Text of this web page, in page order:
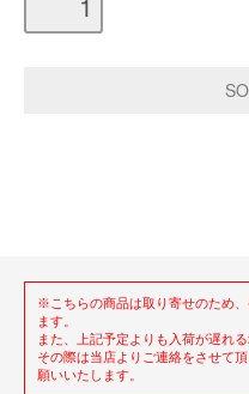
※こちらの商品は取り寄せのため
ます。
また、上記予定よりも入荷が遅れる
その際は当店よりご連絡をさせて
願いいたします。